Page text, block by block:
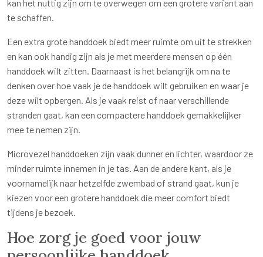
kan het nuttig zijn om te overwegen om een grotere variant aan
te schaffen.
Een extra grote handdoek biedt meer ruimte om uit te strekken
en kan ook handig zijn als je met meerdere mensen op één
handdoek wilt zitten. Daarnaast is het belangrijk om na te
denken over hoe vaak je de handdoek wilt gebruiken en waar je
deze wilt opbergen. Als je vaak reist of naar verschillende
stranden gaat, kan een compactere handdoek gemakkelijker
mee te nemen zijn.
Microvezel handdoeken zijn vaak dunner en lichter, waardoor ze
minder ruimte innemen in je tas. Aan de andere kant, als je
voornamelijk naar hetzelfde zwembad of strand gaat, kun je
kiezen voor een grotere handdoek die meer comfort biedt
tijdens je bezoek.
Hoe zorg je goed voor jouw